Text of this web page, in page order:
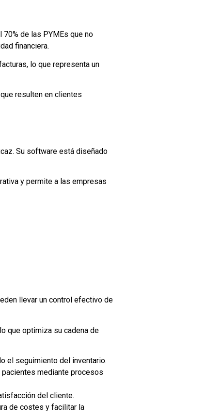
de las PYMEs que no
financiera.
lo que representa un
resulten en clientes
Su software está diseñado
y permite a las empresas
llevar un control efectivo de
que optimiza su cadena de
el seguimiento del inventario.
mediante procesos
del cliente.
de costes y facilitar la